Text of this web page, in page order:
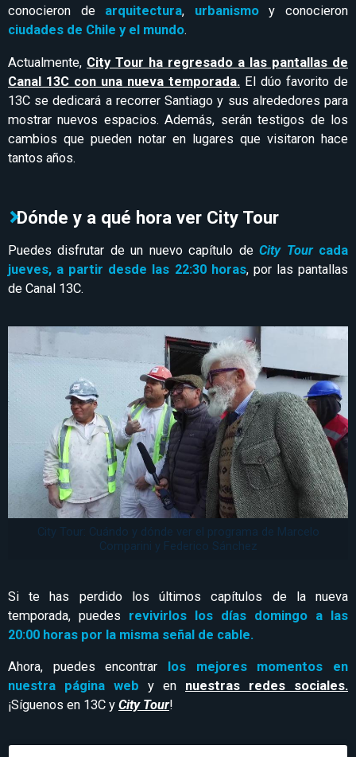
conocieron de arquitectura, urbanismoy conocieron
ciudades de Chile y el mundo.
Actualmente, City Tour ha regresado a las pantallas de
Canal 13C con una nueva temporada. El dúo favorito de
13C se dedicará a recorrer Santiago y sus alrededores para
mostrar nuevos espacios. Además, serán testigos de los
cambios que pueden notar en lugares que visitaron hace
tantos años.
Dónde y a qué hora ver City Tour
Puedes disfrutar de un nuevo capítulo deCity Tour cada
jueves, a partir desde las 22:30 horas, por las pantallas
de Canal 13C.
City Tour: Cuándo y dónde ver el programa de Marcelo
Comparini y Federico Sánchez
Si te has perdido los últimos capítulos de la nueva
temporada, puedes revivirlos los días domingo a las
20:00 horas por la misma señal de cable.
Ahora, puedes encontrar
los mejores momentos en
nuestra página web y en nuestras redes sociales.
¡Síguenos en 13C y City Tour!